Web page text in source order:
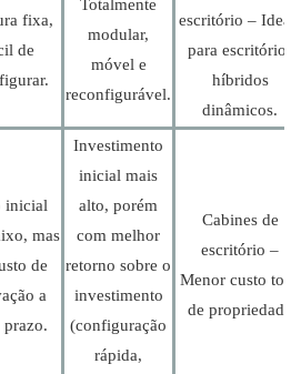
fixa,
de
Totalmente
modular,
móvel e
reconfigurável.
escritório – Ideais
para escritórios
híbridos
dinâmicos.
inicial
mas
de
a
Investimento
inicial mais
alto, porém
com melhor
retorno sobre o
investimento
(configuração
rápida,
Cabines de
escritório –
Menor custo total
de propriedade